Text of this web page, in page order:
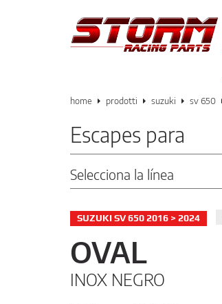
home prodotti suzuki sv 650
Escapes para
Selecciona la línea
SUZUKI SV 650 2016 > 2024
OVAL
INOX NEGRO